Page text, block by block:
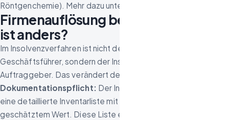
Röntgenchemie). Mehr dazu unter
Firmenauflösung bei Insolvenz: Was
ist anders?
Im Insolvenzverfahren ist nicht der ehemalige
Geschäftsführer, sondern der Insolvenzverwalter unser
Auftraggeber. Das verändert den Ablauf in einigen Punkten:
Dokumentationspflicht: Der Insolvenzverwalter benötigt
eine detaillierte Inventarliste mit Zustandsbeschreibung und
geschätztem Wert. Diese Liste erstellen wir bei der